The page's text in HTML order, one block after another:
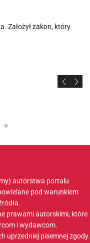
Założył zakon, który
autorstwa portalu
pod warunkiem
prawami autorskimi, które
i wydawcom.
uprzedniej pisemnej zgody.